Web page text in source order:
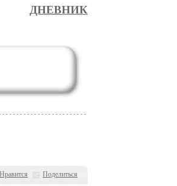
Нравится Поделиться
ДНЕВНИК